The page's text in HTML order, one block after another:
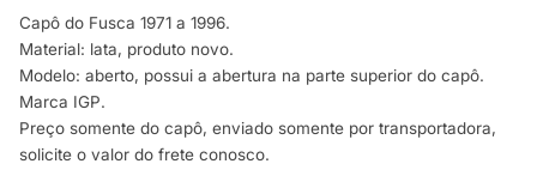
Capô do Fusca 1971 a 1996.
Material: lata, produto novo.
Modelo: aberto, possui a abertura na parte superior do capô.
Marca IGP.
Preço somente do capô, enviado somente por transportadora,
solicite o valor do frete conosco.